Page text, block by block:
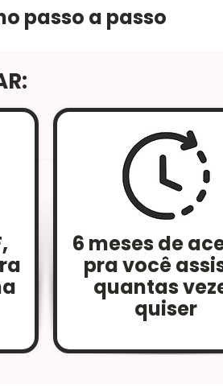
passo a passo
6 meses de
pra você
quantas
quiser